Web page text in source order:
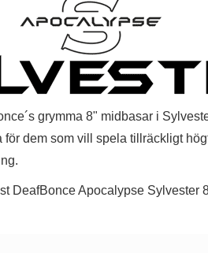
grymma 8" midbasar i
för dem som vill spela tillräckligt
DeafBonce Apocalypse Sylvester